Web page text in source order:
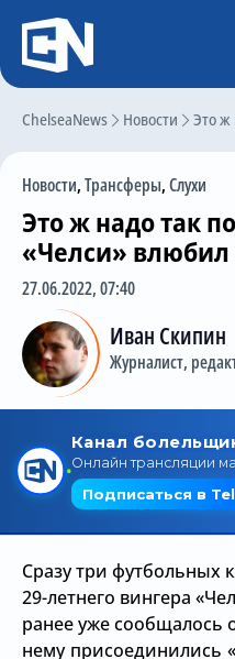
ChelseaNews Новости Это ж
Новости,Трансферы,Слухи
Это ж надо так
«Челси» влюбил
27.06.2022, 07:40
Иван Скипин
Журналист,
Сразу три футбольных
29-летнего вингера
ранее уже сообщалось
нему присоединились
Регистрация
Главная
Чат
Трансферы
Слухи
История Челси
Статистика
Календарь игр
Состав команды
Поиск по сайту
Трансляции
О сайте